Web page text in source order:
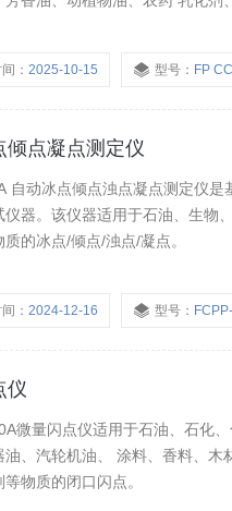
间：2025-10-15 型号： FP
倾点凝点测定仪
自动冰点倾点浊点凝点测定仪
仪器。该仪器适用于石油、生物
的冰点/倾点/浊点/凝点。
间：2024-12-16 型号：
仪
微量闪点仪适用于石油、石化
油、汽轮机油、 涂料、香料、
物质的闭口闪点。